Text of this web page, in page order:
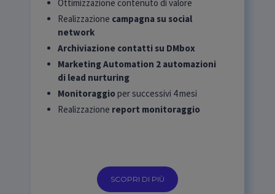
Ottimizzazione contenuto di valore
Realizzazione campagna su social
network
Archiviazione contatti su DMbox
Marketing Automation 2 automazioni
di lead nurturing
Monitoraggio per successivi 4 mesi
Realizzazione report monitoraggio
SCOPRI DI PIÙ